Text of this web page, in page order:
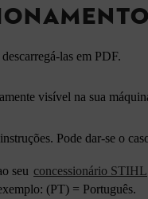
las em PDF.
visível na sua
Pode dar-se o
seu concessionário STIHL
(PT) = Português.